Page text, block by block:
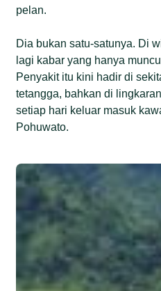
pelan.
Dia bukan satu-satunya. Di
lagi kabar yang hanya
Penyakit itu kini hadir di
tetangga, bahkan di
setiap hari keluar masuk
Pohuwato.